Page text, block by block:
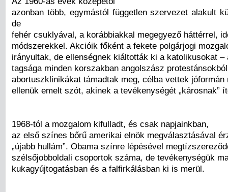
azonban több, egymástól független szervezet alakult
de
fehér csuklyával, a korábbiakkal megegyező háttérrel,
módszerekkel. Akcióik főként a fekete polgárjogi
irányultak, de ellenségnek kiáltották ki a katolikusokat –
tagsága minden korszakban angolszász
abortuszklinikákat támadtak meg, célba vettek jóformán
ellenük emelt szót, akinek a tevékenységét „károsnak”
1968-tól a mozgalom kifulladt, és csak napjainkban,
az első színes bőrű amerikai elnök megválasztásával
„újabb hullám”. Obama színre lépésével
szélsőjobboldali csoportok száma, de tevékenységük
kukagyújtogatásban és a falfirkálásban ki is merül.